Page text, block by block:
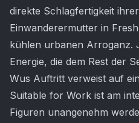
direkte Schlagfertigkeit
Einwanderermutter in
kühlen urbanen Arroganz.
Energie, die dem Rest der
Wus Auftritt verweist auf
Suitable for Work ist am
Figuren unangenehm